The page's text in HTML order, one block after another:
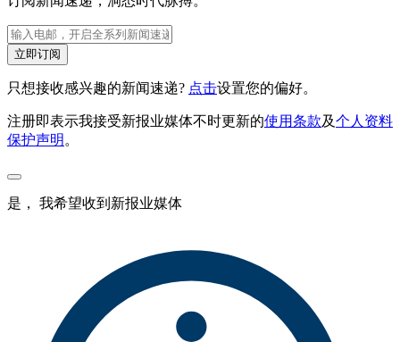
立即订阅
只想接收感兴趣的新闻速递? 点击设置您的偏好。
注册即表示我接受新报业媒体不时更新的使用条款及个人资料
保护声明 。
是， 我希望收到新报业媒体